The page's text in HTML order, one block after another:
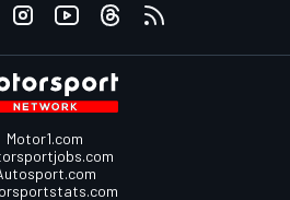
Motor1.com